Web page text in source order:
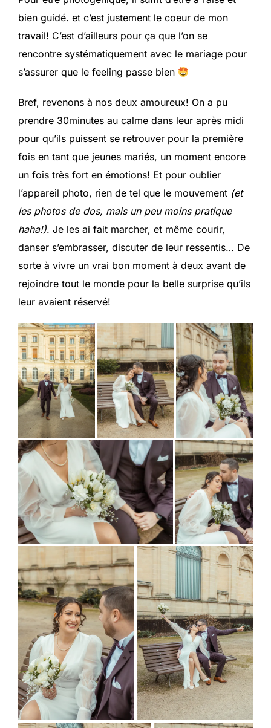
bien guidé. et c’est justement le coeur de mon
travail! C’est d’ailleurs pour ça que l’on se
rencontre systématiquement avec le mariage pour
s’assurer que le feeling passe bien
Bref, revenons à nos deux amoureux! On a pu
prendre 30minutes au calme dans leur après midi
pour qu’ils puissent se retrouver pour la première
fois en tant que jeunes mariés, un moment encore
un fois très fort en émotions! Et pour oublier
l’appareil photo, rien de tel que le mouvement (et
les photos de dos, mais un peu moins pratique
haha!). Je les ai fait marcher, et même courir,
danser s’embrasser, discuter de leur ressentis… De
sorte à vivre un vrai bon moment à deux avant de
rejoindre tout le monde pour la belle surprise qu’ils
leur avaient réservé!